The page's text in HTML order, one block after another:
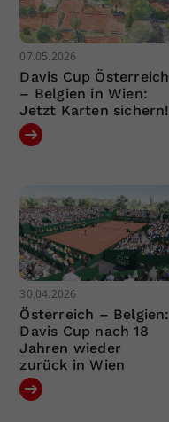
07.05.2026
Davis Cup Österreich
– Belgien in Wien:
Jetzt Karten sichern!
30.04.2026
Österreich – Belgien:
Davis Cup nach 18
Jahren wieder
zurück in Wien